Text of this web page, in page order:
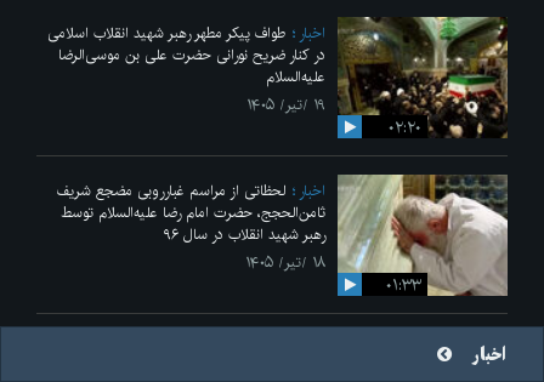
۰۲:۲۰
اخبار
طواف پیکر مطهر رهبر شهید انقلاب اسلامی
در کنار ضریح نورانی حضرت علی‌ بن موسی‌الرضا
علیه‌السلام
۱۹ /تیر/ ۱۴۰۵
۰۱:۳۳
اخبار
لحظاتی از مراسم غبارروبی مضجع شریف
ثامن‌الحجج، حضرت امام رضا علیه‌السلام توسط
رهبر شهید انقلاب در سال ۹۶
۱۸ /تیر/ ۱۴۰۵
اخبار